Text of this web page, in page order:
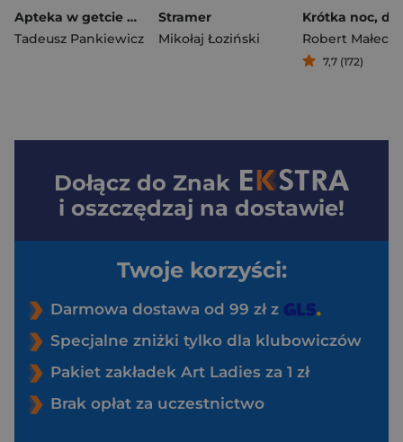
Apteka w getcie krakowskim
Tadeusz Pankiewicz
Stramer
Mikołaj Łoziński
Robert Małecki
7,7 (172)
Dołącz do Znak
i oszczędzaj na dostawie!
Twoje korzyści:
Darmowa dostawa od 99 zł z
Specjalne zniżki tylko dla klubowiczów
Pakiet zakładek Art Ladies za 1 zł
Brak opłat za uczestnictwo